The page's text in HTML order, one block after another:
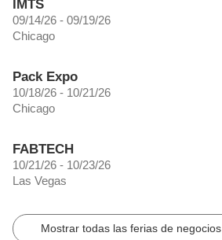
IMTS
09/14/26 - 09/19/26
Chicago
Pack Expo
10/18/26 - 10/21/26
Chicago
FABTECH
10/21/26 - 10/23/26
Las Vegas
Mostrar todas las ferias de negocios